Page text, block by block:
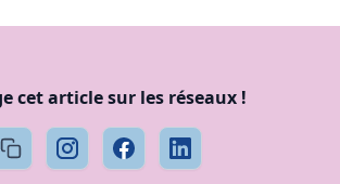
cet article sur les réseaux !